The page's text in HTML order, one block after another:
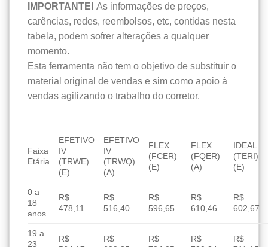
IMPORTANTE! As informações de preços,
carências, redes, reembolsos, etc, contidas nesta
tabela, podem sofrer alterações a qualquer
momento.
Esta ferramenta não tem o objetivo de substituir o
material original de vendas e sim como apoio à
vendas agilizando o trabalho do corretor.
Faixa
Etária
EFETIVO
IV
(TRWE)
(E)
EFETIVO
IV
(TRWQ)
(A)
FLEX
(FCER)
(E)
FLEX
(FQER)
(A)
IDEAL
(TERI)
(E)
0 a
18
anos
R$
478,11
R$
516,40
R$
596,65
R$
610,46
R$
602,67
19 a
23
R$
R$
R$
R$
R$